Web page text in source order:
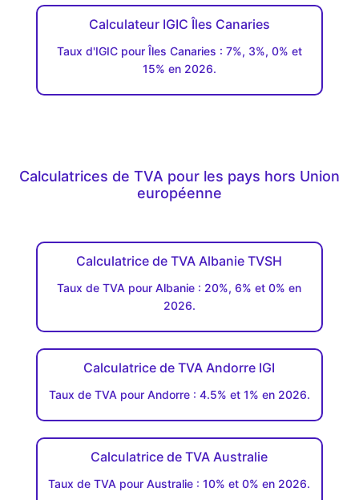
Calculateur IGIC Îles Canaries
Taux d'IGIC pour Îles Canaries : 7%, 3%, 0% et
15% en 2026.
Calculatrices de TVA pour les pays hors Union
européenne
Calculatrice de TVA Albanie TVSH
Taux de TVA pour Albanie : 20%, 6% et 0% en
2026.
Calculatrice de TVA Andorre IGI
Taux de TVA pour Andorre : 4.5% et 1% en 2026.
Calculatrice de TVA Australie
Taux de TVA pour Australie : 10% et 0% en 2026.